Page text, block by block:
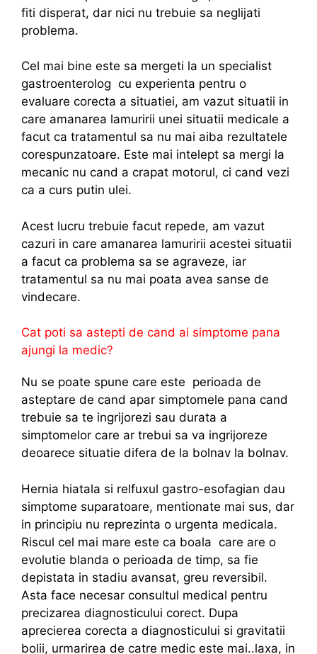
fiti disperat, dar nici nu trebuie sa neglijati
problema.
Cel mai bine este sa mergeti la un specialist
gastroenterolog cu experienta pentru o
evaluare corecta a situatiei, am vazut situatii in
care amanarea lamuririi unei situatii medicale a
facut ca tratamentul sa nu mai aiba rezultatele
corespunzatoare. Este mai intelept sa mergi la
mecanic nu cand a crapat motorul, ci cand vezi
ca a curs putin ulei.
Acest lucru trebuie facut repede, am vazut
cazuri in care amanarea lamuririi acestei situatii
a facut ca problema sa se agraveze, iar
tratamentul sa nu mai poata avea sanse de
vindecare.
Cat poti sa astepti de cand ai simptome pana
ajungi la medic?
Nu se poate spune care este perioada de
asteptare de cand apar simptomele pana cand
trebuie sa te ingrijorezi sau durata a
simptomelor care ar trebui sa va ingrijoreze
deoarece situatie difera de la bolnav la bolnav.
Hernia hiatala si relfuxul gastro-esofagian dau
simptome suparatoare, mentionate mai sus, dar
in principiu nu reprezinta o urgenta medicala.
Riscul cel mai mare este ca boala care are o
evolutie blanda o perioada de timp, sa fie
depistata in stadiu avansat, greu reversibil.
Asta face necesar consultul medical pentru
precizarea diagnosticului corect. Dupa
aprecierea corecta a diagnosticului si gravitatii
bolii, urmarirea de catre medic este mai..laxa, in